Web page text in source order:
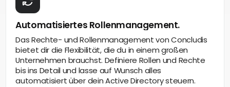
Automatisiertes Rollenmanagement.
Das Rechte- und Rollenmanagement von Concludis
bietet dir die Flexibilität, die du in einem großen
Unternehmen brauchst. Definiere Rollen und Rechte
bis ins Detail und lasse auf Wunsch alles
automatisiert über dein Active Directory steuern.